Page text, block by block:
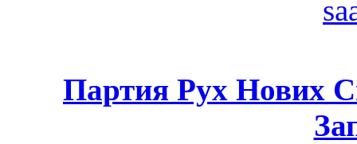
Партия Рух Нових